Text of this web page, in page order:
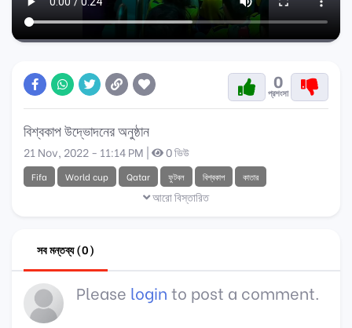
0
প্রশংসা
বিশ্বকাপ উদ্ভোদনের অনুষ্ঠান
21 Nov, 2022 - 11:14 PM | 0 ভিউ
Fifa World cup Qatar ফুটবল বিশ্বকাপ কাতার
আরো বিস্তারিত
সব মন্তব্য (0)
Please login to post a comment.